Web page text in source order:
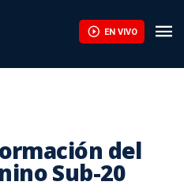
EN VIVO
del
Sub-20